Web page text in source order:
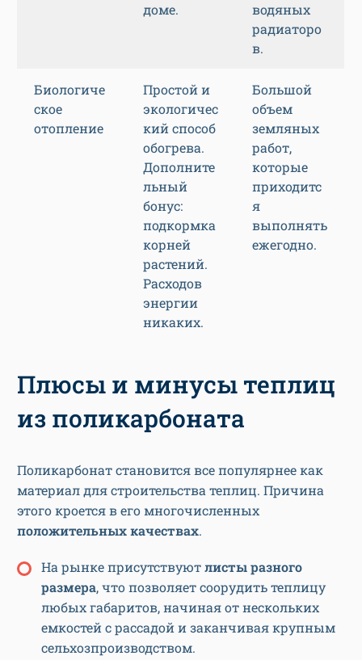
доме.
водяных
радиаторо
в.
Биологиче
ское
отопление
Простой и
экологичес
кий способ
обогрева.
Дополните
льный
бонус:
подкормка
корней
растений.
Расходов
энергии
никаких.
Большой
объем
земляных
работ,
которые
приходитс
я
выполнять
ежегодно.
Плюсы и минусы теплиц
из поликарбоната
Поликарбонат становится все популярнее как
материал для строительства теплиц. Причина
этого кроется в его многочисленных
положительных качествах.
На рынке присутствуютлисты разного
размера, что позволяет соорудить теплицу
любых габаритов, начиная от нескольких
емкостей с рассадой и заканчивая крупным
сельхозпроизводством.